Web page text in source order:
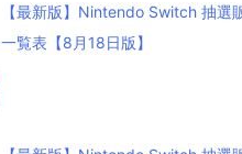
【最新版】Nintendo Switch 抽選
一覧表【8月18日版】